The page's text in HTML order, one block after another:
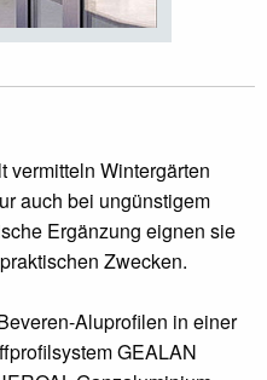
vermitteln Wintergärten
auch bei ungünstigem
Ergänzung eignen sie
Zwecken.
Aluprofilen in einer
GEALAN